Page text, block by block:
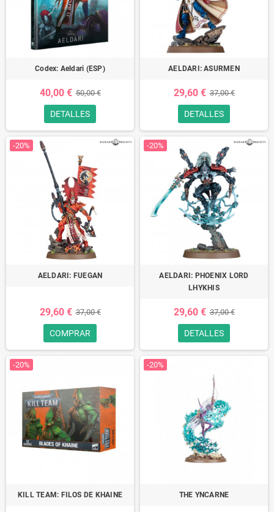
Codex: Aeldari (ESP)
40,00 € 50,00 €
DETALLES
AELDARI: ASURMEN
29,60 € 37,00 €
DETALLES
-20%
AELDARI: FUEGAN
29,60 € 37,00 €
COMPRAR
-20%
AELDARI: PHOENIX LORD
LHYKHIS
29,60 € 37,00 €
DETALLES
-20%
KILL TEAM: FILOS DE KHAINE
-20%
THE YNCARNE